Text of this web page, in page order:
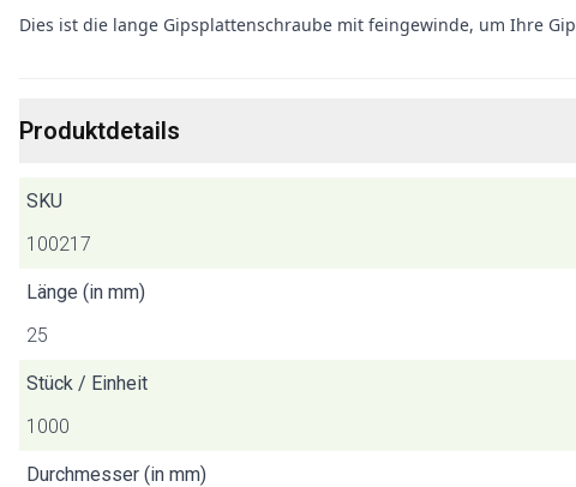
Dies ist die lange Gipsplattenschraube mit feingewinde, um Ihre
Produktdetails
SKU
100217
Länge (in mm)
25
Stück / Einheit
1000
Durchmesser (in mm)